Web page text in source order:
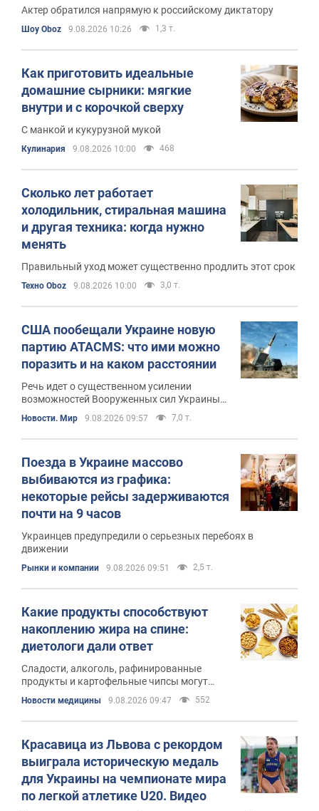
Актер обратился напрямую к российскому диктатору
Шоу Oboz 9.08.2026 10:26 1,3 т.
Как приготовить идеальные
домашние сырники: мягкие
внутри и с корочкой сверху
С манкой и кукурузной мукой
Кулинария 9.08.2026 10:00 468
Сколько лет работает
холодильник, стиральная машина
и другая техника: когда нужно
менять
Правильный уход может существенно продлить этот срок
Техно Oboz 9.08.2026 10:00 3,0 т.
США пообещали Украине новую
партию ATACMS: что ими можно
поразить и на каком расстоянии
Речь идет о существенном усилении
возможностей Вооруженных сил Украины
Новости. Мир 9.08.2026 09:57 7,0 т.
Поезда в Украине массово
выбиваются из графика:
некоторые рейсы задерживаются
почти на 9 часов
Украинцев предупредили о серьезных перебоях в
движении
Рынки и компании 9.08.2026 09:51 2,5 т.
Какие продукты способствуют
накоплению жира на спине:
диетологи дали ответ
Сладости, алкоголь, рафинированные
продукты и картофельные чипсы могут
способствовать набору лишнего веса
Новости медицины 9.08.2026 09:47 552
Красавица из Львова с рекордом
выиграла историческую медаль
для Украины на чемпионате мира
по легкой атлетике U20. Видео